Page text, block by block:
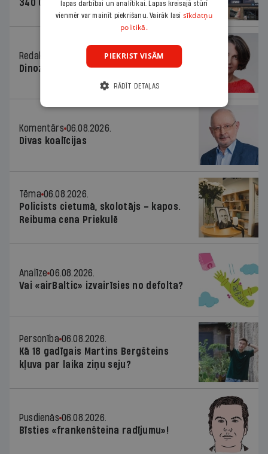
340 000 vērtu reklāmas kampaņu
Redaktores sleja
06.08.2026.
Dinozaura triks
Komentārs 06.08.2026.
Divas koalīcijas
Tēma 06.08.2026.
Policists cietumā, skolotājs – kapos.
Reibuma cena Priekulē
Analīze 06.08.2026.
Vai «airBaltic» izvairīsies no defolta?
Personība 06.08.2026.
Kā 18 gadīgais Martins Bergšteins
kļuva par laika ziņu seju?
Pusdienās 06.08.2026.
Bīsties «frankenšteina radījumu»!
lapas darbībai un analītikai. Lapas kreisajā stūrī
vienmēr var mainīt piekrišanu. Vairāk lasi sīkdatņu
politikā.
PIEKRIST VISĀM
RĀDĪT DETAĻAS